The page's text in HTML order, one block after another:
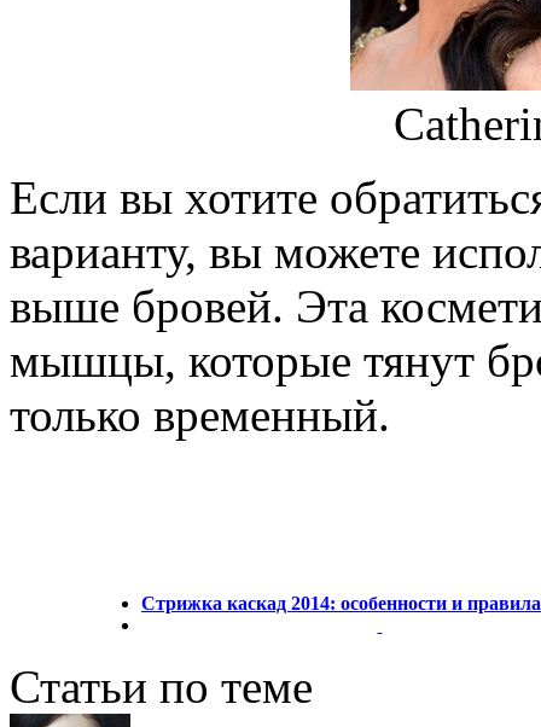
Если вы хотите
варианту, вы можете
выше бровей. Эта
мышцы, которые тянут
только временный.
Стрижка каскад 2014: особенности и
Статьи по теме